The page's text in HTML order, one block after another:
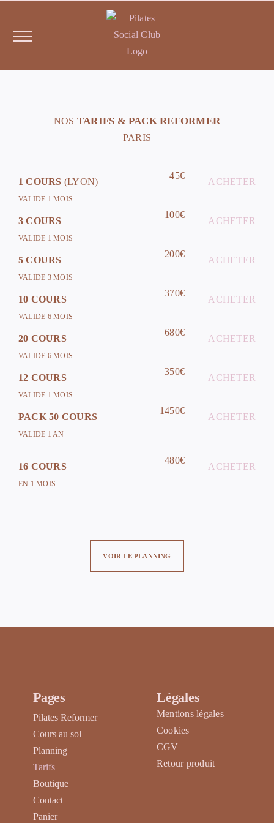
contenu
NOS TARIFS & PACK REFORMER
PARIS
1 COURS (LYON)
VALIDE 1 MOIS
45€
ACHETER
3 COURS
VALIDE 1 MOIS
100€
ACHETER
5 COURS
VALIDE 3 MOIS
200€
ACHETER
10 COURS
VALIDE 6 MOIS
370€
ACHETER
20 COURS
VALIDE 6 MOIS
680€
ACHETER
12 COURS
VALIDE 1 MOIS
350€
ACHETER
PACK 50 COURS
VALIDE 1 AN
1450€
ACHETER
16 COURS
EN 1 MOIS
480€
ACHETER
VOIR LE PLANNING
Pages
Pilates Reformer
Cours au sol
Planning
Tarifs
Boutique
Contact
Panier
Légales
Mentions légales
Cookies
CGV
Retour produit